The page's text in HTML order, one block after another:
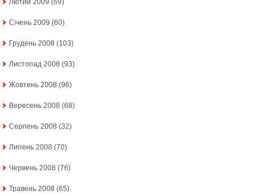
Лютий 2009 (69)
Січень 2009 (60)
Грудень 2008 (103)
Листопад 2008 (93)
Жовтень 2008 (96)
Вересень 2008 (68)
Серпень 2008 (32)
Липень 2008 (70)
Червень 2008 (76)
Травень 2008 (65)